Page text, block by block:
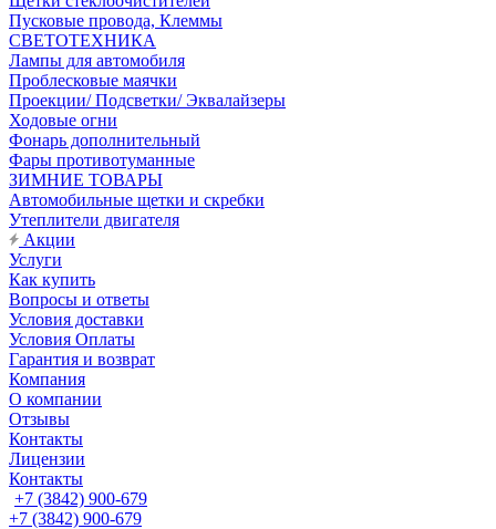
Пусковые провода, Клеммы
СВЕТОТЕХНИКА
Лампы для автомобиля
Проблесковые маячки
Проекции/ Подсветки/ Эквалайзеры
Ходовые огни
Фонарь дополнительный
Фары противотуманные
ЗИМНИЕ ТОВАРЫ
Автомобильные щетки и скребки
Утеплители двигателя
Акции
Услуги
Как купить
Вопросы и ответы
Условия доставки
Условия Оплаты
Гарантия и возврат
Компания
О компании
Отзывы
Контакты
Лицензии
Контакты
+7 (3842) 900-679
+7 (3842) 900-679